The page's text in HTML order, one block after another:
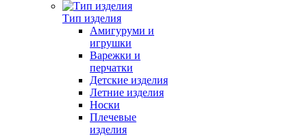
Тип изделия
Амигуруми и
игрушки
Варежки и
перчатки
Детские изделия
Летние изделия
Носки
Плечевые
изделия